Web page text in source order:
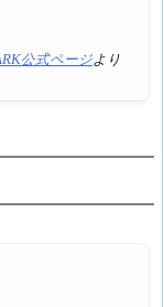
公式ページより